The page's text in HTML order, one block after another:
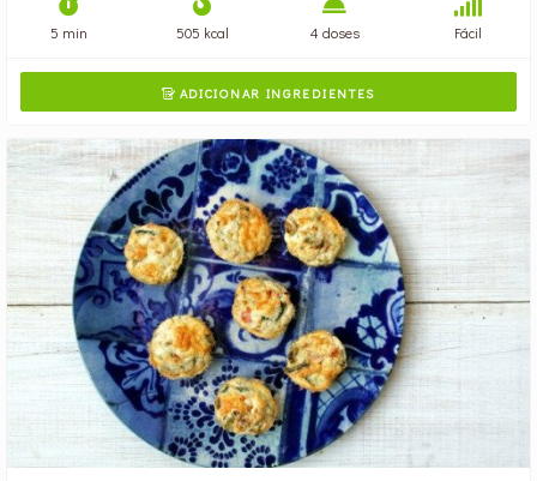
5 min 505 kcal 4 doses Fácil
ADICIONAR INGREDIENTES